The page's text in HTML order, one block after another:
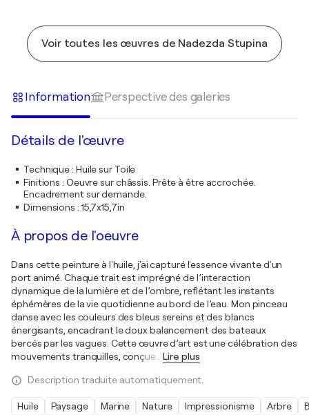
Voir toutes les œuvres de Nadezda Stupina
Information Perspective des galeries
Détails de l'œuvre
Technique: Huile sur Toile
Finitions : Oeuvre sur châssis. Prête à être accrochée.
Encadrement sur demande.
Dimensions : 15,7x15,7in
À propos de l'oeuvre
Dans cette peinture à l'huile, j'ai capturé l'essence vivante d'un
port animé. Chaque trait est imprégné de l’interaction
dynamique de la lumière et de l’ombre, reflétant les instants
éphémères de la vie quotidienne au bord de l’eau. Mon pinceau
danse avec les couleurs des bleus sereins et des blancs
énergisants, encadrant le doux balancement des bateaux
bercés par les vagues. Cette œuvre d’art est une célébration des
mouvements tranquilles, conçue
Lire plus
Description traduite automatiquement.
Huile Paysage Marine Nature Impressionisme Arbre